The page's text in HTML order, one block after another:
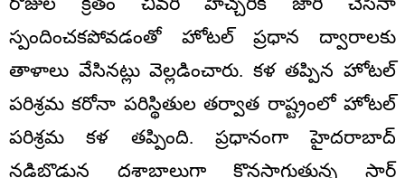
స్పందించకపోవడంతో హోటల్ ప్రధాన ద్వారాలకు
తాళాలు వేసినట్లు వెల్లడించారు. కళ తప్పిన హోటల్
పరిశ్రమ కరోనా పరిస్థితుల తర్వాత రాష్ట్రంలో హోటల్
పరిశ్రమ కళ తప్పింది. ప్రధానంగా హైదరాబాద్
నడిబొడ్డున దశాబ్దాలుగా కొనసాగుతున్న స్టార్